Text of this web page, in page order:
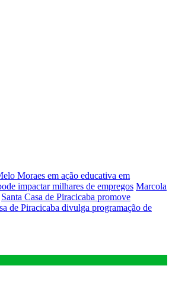
Moraes em ação educativa em
impactar milhares de empregos Marcola
Santa Casa de Piracicaba promove
de Piracicaba divulga programação de